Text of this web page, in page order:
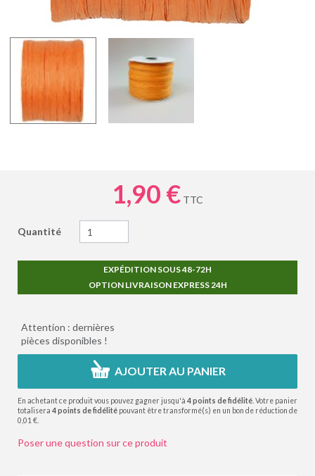
1,90 € TTC
Quantité
EXPÉDITION SOUS 48-72H
OPTION LIVRAISON EXPRESS 24H
Attention : dernières
pièces disponibles !
AJOUTER AU PANIER
En achetant ce produit vous pouvez gagner jusqu'à 4points de fidélité . Votre panier
totalisera 4points de fidélité pouvant être transformé(s) en un bon de réduction de
0,01 €
Poser une question sur ce produit